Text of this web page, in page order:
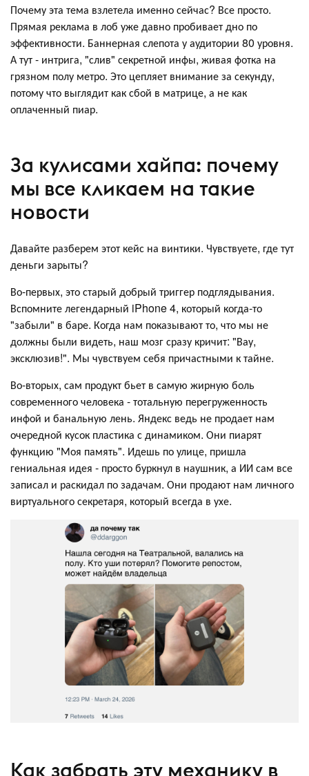
Почему эта тема взлетела именно сейчас? Все просто.
Прямая реклама в лоб уже давно пробивает дно по
эффективности. Баннерная слепота у аудитории 80 уровня.
А тут - интрига, "слив" секретной инфы, живая фотка на
грязном полу метро. Это цепляет внимание за секунду,
потому что выглядит как сбой в матрице, а не как
оплаченный пиар.
За кулисами хайпа: почему
мы все кликаем на такие
новости
Давайте разберем этот кейс на винтики. Чувствуете, где тут
деньги зарыты?
Во-первых, это старый добрый триггер подглядывания.
Вспомните легендарный iPhone 4, который когда-то
"забыли" в баре. Когда нам показывают то, что мы не
должны были видеть, наш мозг сразу кричит: "Вау,
эксклюзив!". Мы чувствуем себя причастными к тайне.
Во-вторых, сам продукт бьет в самую жирную боль
современного человека - тотальную перегруженность
инфой и банальную лень. Яндекс ведь не продает нам
очередной кусок пластика с динамиком. Они пиарят
функцию "Моя память". Идешь по улице, пришла
гениальная идея - просто буркнул в наушник, а ИИ сам все
записал и раскидал по задачам. Они продают нам личного
виртуального секретаря, который всегда в ухе.
Как забрать эту механику в